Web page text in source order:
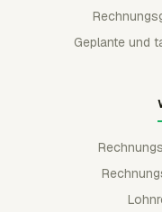
Geplante und